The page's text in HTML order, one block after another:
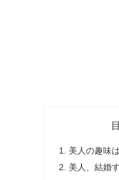
美人の趣味
美人、結婚